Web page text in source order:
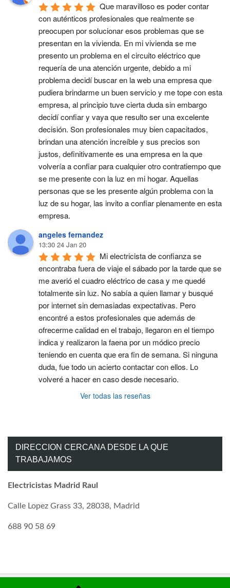
Que maravilloso es poder contar
con auténticos profesionales que realmente se
preocupen por solucionar esos problemas que se
presentan en la vivienda. En mi vivienda se me
presento un problema en el circuito eléctrico que
requería de una atención urgente, debido a mi
problema decidí buscar en la web una empresa que
pudiera brindarme un buen servicio y me tope con esta
empresa, al principio tuve cierta duda sin embargo
decidí confiar y vaya que resulto ser una excelente
decisión. Son profesionales muy bien capacitados,
brindan una atención increíble y sus precios son
justos, definitivamente es una empresa en la que
volvería a confiar para cualquier otro contratiempo que
se me presente con la luz en mi hogar. Aquellas
personas que se les presente algún problema con la
luz de su hogar, las invito a confiar plenamente en esta
empresa.
angeles fernandez
13:30 24 Jan 20
Mi electricista de confianza se
encontraba fuera de viaje el sábado por la tarde que se
me averió el cuadro eléctrico de casa y me quedé
totalmente sin luz. No sabía a quien llamar y busqué
por internet sin demasiadas expectativas. Pero
encontré a estos profesionales que además de
ofrecerme calidad en el trabajo, llegaron en el tiempo
indica y realizaron la faena por un módico precio
teniendo en cuenta que era fin de semana. Si ninguna
duda, fue todo un acierto contactar con ellos. Lo
volveré a hacer en caso desde necesario.
Ver todas las reseñas
DIRECCION CERCANA DESDE LA QUE
TRABAJAMOS
Electricistas Madrid Raul
Calle Lopez Grass 33, 28038, Madrid
688 90 58 69